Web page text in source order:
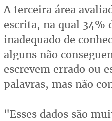
A terceira área
escrita, na qual 34%
inadequado de
alguns não
escrevem errado ou
palavras, mas não
"Esses dados são